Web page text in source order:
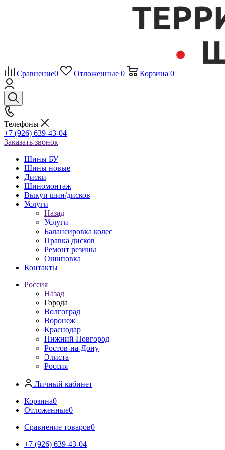
Сравнение0 Отложенные 0 Корзина 0
Телефоны
+7 (926) 639-43-04
Заказать звонок
Шины БУ
Шины новые
Диски
Шиномонтаж
Выкуп шин/дисков
Услуги
Назад
Услуги
Балансировка колес
Правка дисков
Ремонт резины
Ошиповка
Контакты
Россия
Назад
Города
Волгоград
Воронеж
Краснодар
Нижний Новгород
Ростов-на-Дону
Элиста
Россия
Личный кабинет
Корзина0
Отложенные0
Сравнение товаров0
+7 (926) 639-43-04